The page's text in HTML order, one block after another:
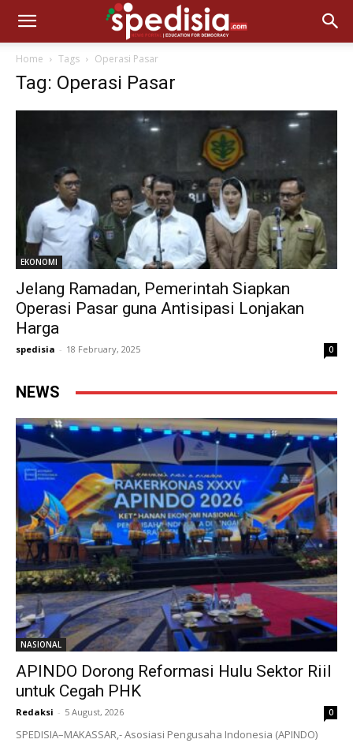
Home Tags Operasi Pasar
Tag: Operasi Pasar
EKONOMI
Jelang Ramadan, Pemerintah Siapkan
Operasi Pasar guna Antisipasi Lonjakan
Harga
spedisia - 18 February, 2025 0
NEWS
NASIONAL
APINDO Dorong Reformasi Hulu Sektor Riil
untuk Cegah PHK
Redaksi - 5 August, 2026 0
SPEDISIA–MAKASSAR,- Asosiasi Pengusaha Indonesia (APINDO)